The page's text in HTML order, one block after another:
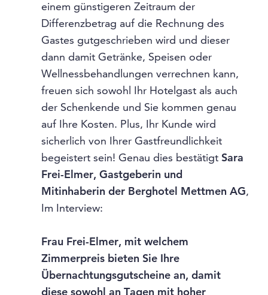
einem günstigeren Zeitraum der
Differenzbetrag auf die Rechnung des
Gastes gutgeschrieben wird und dieser
dann damit Getränke, Speisen oder
Wellnessbehandlungen verrechnen kann,
freuen sich sowohl Ihr Hotelgast als auch
der Schenkende und Sie kommen genau
auf Ihre Kosten. Plus, Ihr Kunde wird
sicherlich von Ihrer Gastfreundlichkeit
begeistert sein! Genau dies bestätigt Sara
Frei-Elmer, Gastgeberin und
Mitinhaberin der Berghotel Mettmen AG,
Im Interview:
Frau Frei-Elmer, mit welchem
Zimmerpreis bieten Sie Ihre
Übernachtungsgutscheine an, damit
diese sowohl an Tagen mit hoher